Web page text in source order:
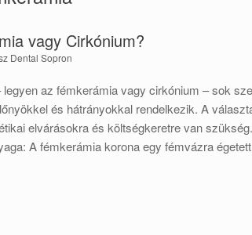
vagy Cirkónium?
Dental Sopron
az fémkerámia vagy cirkónium – sok
és hátrányokkal rendelkezik. A
elvárásokra és költségkeretre van
A fémkerámia korona egy fémvázra